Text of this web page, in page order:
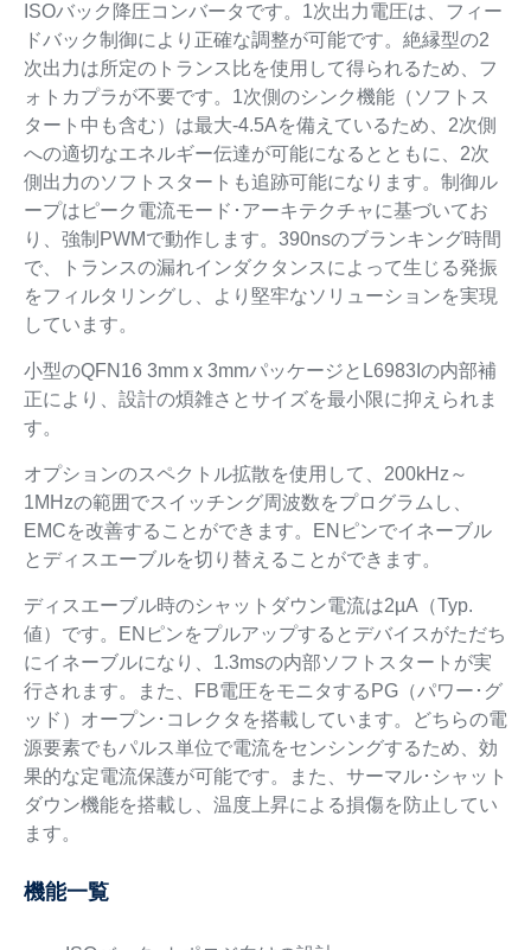
ISOバック降圧コンバータです。1次出力電圧は、フィー
ドバック制御により正確な調整が可能です。絶縁型の2
次出力は所定のトランス比を使用して得られるため、フ
ォトカプラが不要です。1次側のシンク機能（ソフトス
タート中も含む）は最大-4.5Aを備えているため、2次側
への適切なエネルギー伝達が可能になるとともに、2次
側出力のソフトスタートも追跡可能になります。制御ル
ープはピーク電流モード･アーキテクチャに基づいてお
り、強制PWMで動作します。390nsのブランキング時間
で、トランスの漏れインダクタンスによって生じる発振
をフィルタリングし、より堅牢なソリューションを実現
しています。
小型のQFN16 3mm x 3mmパッケージとL6983Iの内部補
正により、設計の煩雑さとサイズを最小限に抑えられま
す。
オプションのスペクトル拡散を使用して、200kHz～
1MHzの範囲でスイッチング周波数をプログラムし、
EMCを改善することができます。ENピンでイネーブル
とディスエーブルを切り替えることができます。
ディスエーブル時のシャットダウン電流は2µA（Typ.
値）です。ENピンをプルアップするとデバイスがただち
にイネーブルになり、1.3msの内部ソフトスタートが実
行されます。また、FB電圧をモニタするPG（パワー･グ
ッド）オープン･コレクタを搭載しています。どちらの電
源要素でもパルス単位で電流をセンシングするため、効
果的な定電流保護が可能です。また、サーマル･シャット
ダウン機能を搭載し、温度上昇による損傷を防止してい
ます。
機能一覧